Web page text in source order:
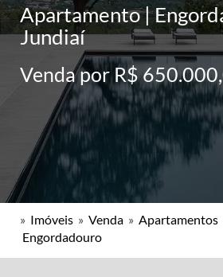
Apartamento |
Jundiaí
Venda por R$
» Imóveis » Venda » Apartamentos
Engordadouro